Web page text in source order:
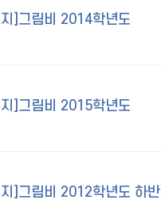
]그림비 2014학년도
]그림비 2015학년도
]그림비 2012학년도 하반